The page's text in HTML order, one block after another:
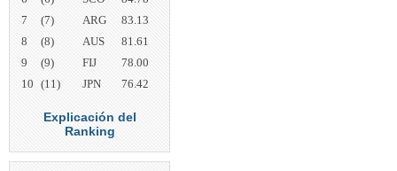
7
(7) ARG
83.13
8
(8) AUS
81.61
9
(9) FIJ
78.00
10 (11) JPN 76.42
Explicación del
Ranking